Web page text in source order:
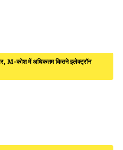
M-कोश में अधिकतम कितने इलेक्ट्रॉन